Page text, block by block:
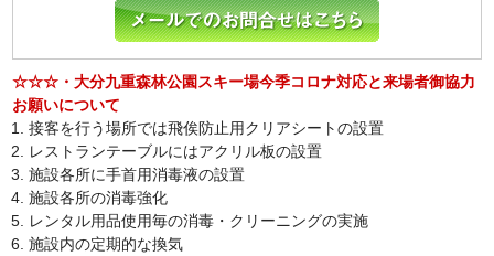
☆☆☆・大分九重森林公園スキー場今季コロナ対応と来場者御協力
お願いについて
接客を行う場所では飛俟防止用クリアシートの設置
レストランテーブルにはアクリル板の設置
施設各所に手首用消毒液の設置
施設各所の消毒強化
レンタル用品使用毎の消毒・クリーニングの実施
施設内の定期的な換気